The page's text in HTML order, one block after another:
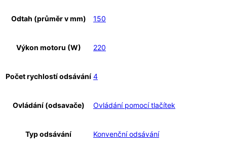
Odtah (průměr v mm) 150
Výkon motoru (W) 220
Počet rychlostí odsávání 4
Ovládání (odsavače) Ovládání pomocí tlačítek
Typ odsávání Konvenční odsávání